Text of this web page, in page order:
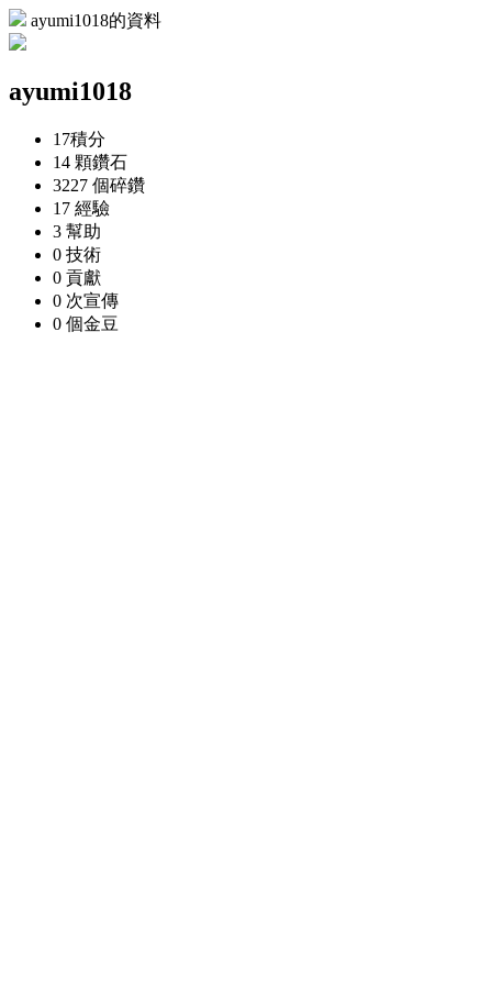
ayumi1018的資料
ayumi1018
17積分
14 顆鑽石
3227 個碎鑽
17 經驗
3 幫助
0 技術
0 貢獻
0 次宣傳
0 個金豆